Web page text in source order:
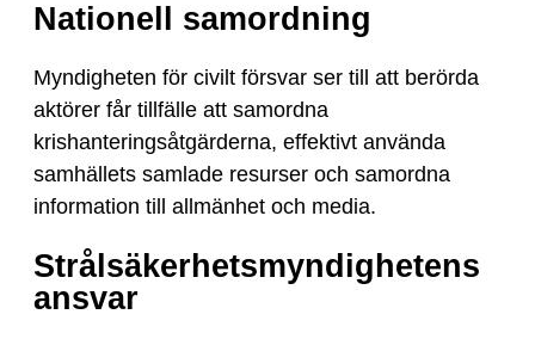
Nationell samordning
Myndigheten för civilt försvar ser till att berörda
aktörer får tillfälle att samordna
krishanteringsåtgärderna, effektivt använda
samhällets samlade resurser och samordna
information till allmänhet och media.
Strålsäkerhetsmyndighetens
ansvar